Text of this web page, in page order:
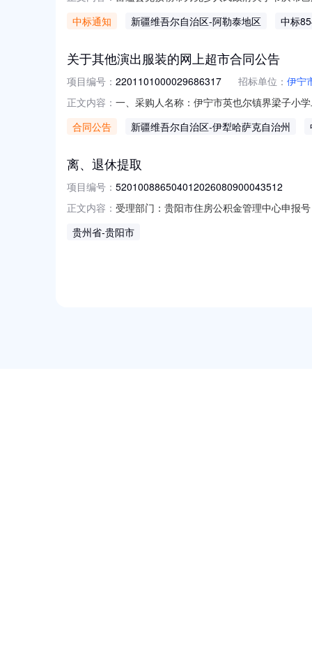
额（元）:项目所在行政区划编码:654322项
中标通知 新疆维吾尔自治区-阿勒泰地区 中标
关于其他演出服装的网上超市合同公告
项目编号： 2201101000029686317 招标单位： 伊宁
正文内容： 一、采购人名称：伊宁市英也尔镇界梁子小
求或标的基本概况：七、其它事项：无八
合同公告 新疆维吾尔自治区-伊犁哈萨克自治州
离、退休提取
项目编号： 520100886504012026080900043512
正文内容： 受理部门：贵阳市住房公积金管理中心申报
520100886504012026080900043512事项
贵州省-贵阳市